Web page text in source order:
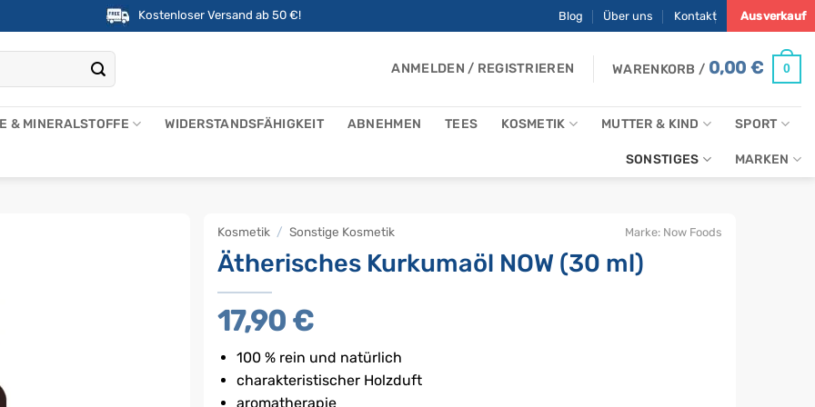
Kostenloser Versand ab 50 €! Blog Über uns Kontakt Ausverkauf
ANMELDEN / REGISTRIEREN WARENKORB / 0,00€ 0
& MINERALSTOFFE WIDERSTANDSFÄHIGKEIT ABNEHMEN TEES KOSMETIK MUTTER & KIND SPORT
SONSTIGES MARKEN
Kosmetik / Sonstige Kosmetik
Ätherisches Kurkumaöl NOW (30 ml)
17,90 €
100 % rein und natürlich
charakteristischer Holzduft
aromatherapie
Marke: Now Foods